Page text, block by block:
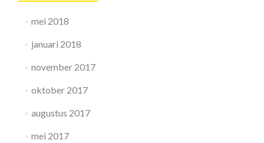
mei 2018
januari 2018
november 2017
oktober 2017
augustus 2017
mei 2017